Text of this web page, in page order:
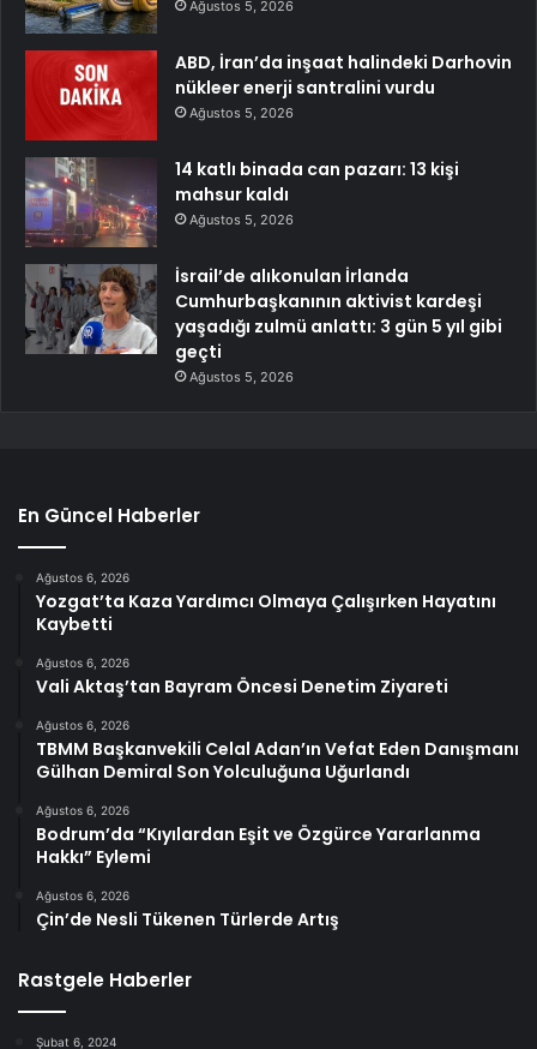
Ağustos 5, 2026
ABD, İran’da inşaat halindeki Darhovin
nükleer enerji santralini vurdu
Ağustos 5, 2026
14 katlı binada can pazarı: 13 kişi
mahsur kaldı
Ağustos 5, 2026
İsrail’de alıkonulan İrlanda
Cumhurbaşkanının aktivist kardeşi
yaşadığı zulmü anlattı: 3 gün 5 yıl gibi
geçti
Ağustos 5, 2026
En Güncel Haberler
Ağustos 6, 2026
Yozgat’ta Kaza Yardımcı Olmaya Çalışırken Hayatını
Kaybetti
Ağustos 6, 2026
Vali Aktaş’tan Bayram Öncesi Denetim Ziyareti
Ağustos 6, 2026
TBMM Başkanvekili Celal Adan’ın Vefat Eden Danışmanı
Gülhan Demiral Son Yolculuğuna Uğurlandı
Ağustos 6, 2026
Bodrum’da “Kıyılardan Eşit ve Özgürce Yararlanma
Hakkı” Eylemi
Ağustos 6, 2026
Çin’de Nesli Tükenen Türlerde Artış
Rastgele Haberler
Şubat 6, 2024